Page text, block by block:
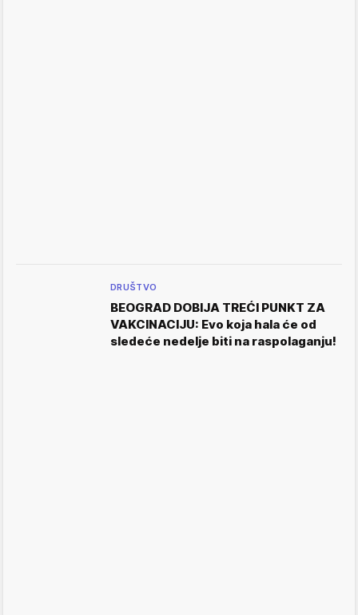
DRUŠTVO
BEOGRAD DOBIJA TREĆI PUNKT ZA
VAKCINACIJU: Evo koja hala će od
sledeće nedelje biti na raspolaganju!